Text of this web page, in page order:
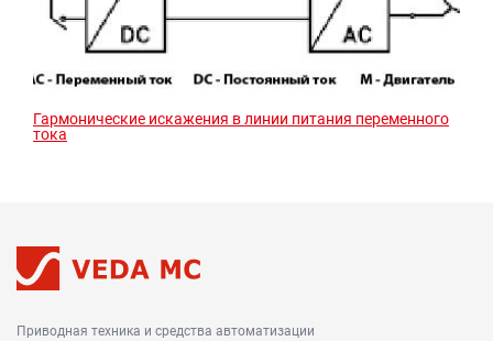
Гармонические искажения в линии питания переменного
тока
Приводная техника и средства автоматизации